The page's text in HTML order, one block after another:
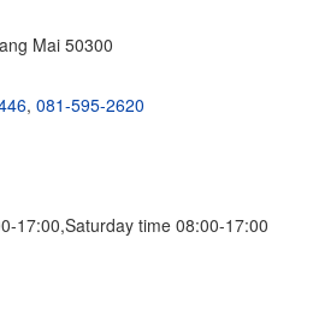
Mai 50300
, 081-595-2620
17:00,Saturday time 08:00-17:00